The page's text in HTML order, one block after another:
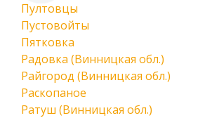
Пултовцы
Пустовойты
Пятковка
Радовка (Винницкая обл.)
Райгород (Винницкая обл.)
Раскопаное
Ратуш (Винницкая обл.)